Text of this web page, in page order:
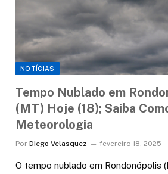
NOTÍCIAS
Tempo Nublado em
(MT) Hoje (18); Saiba
Meteorologia
Por Diego Velasquez fevereiro 18, 2025
O tempo nublado em Rondonópolis